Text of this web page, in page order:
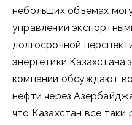
небольших объемах
управлении
долгосрочной
энергетики Казахстана
компании обсуждают
нефти через
что Казахстан все